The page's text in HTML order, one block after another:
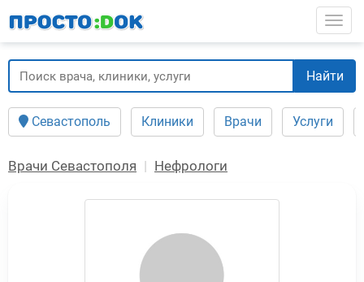
содержанию
Найти
Севастополь Клиники Врачи Услуги
Врачи Севастополя Нефрологи